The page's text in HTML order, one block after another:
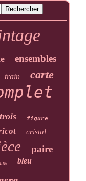
ensembles
train carte
trois figure
cristal
paire
bleu